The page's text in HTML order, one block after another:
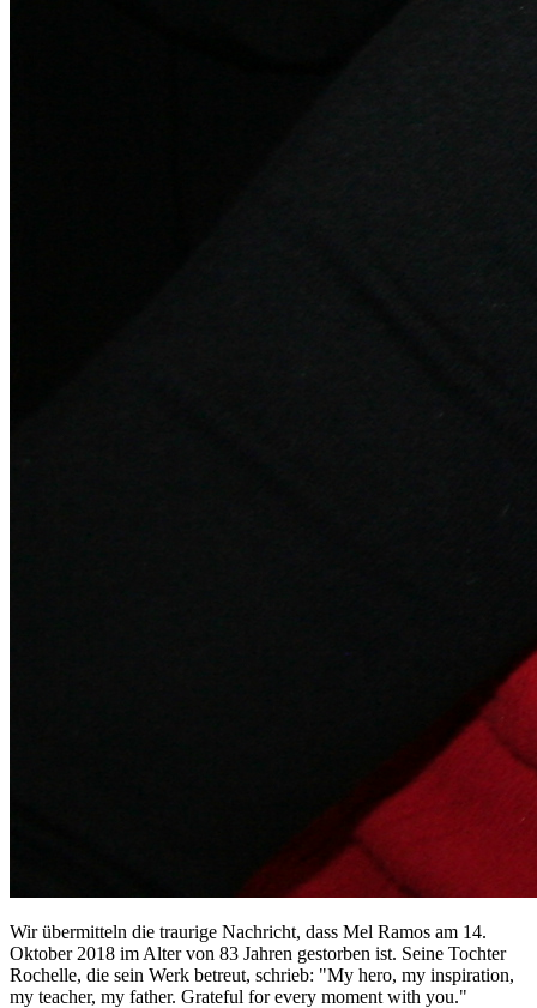
Wir übermitteln die traurige Nachricht, dass Mel Ramos am 14.
Oktober 2018 im Alter von 83 Jahren gestorben ist. Seine Tochter
Rochelle, die sein Werk betreut, schrieb: "My hero, my inspiration,
my teacher, my father. Grateful for every moment with you."